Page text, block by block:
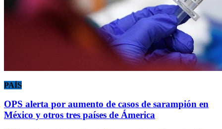
PAÍS
OPS alerta por aumento de casos de sarampión en
México y otros tres países de Ámerica